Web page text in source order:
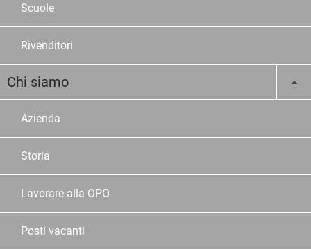
Scuole
Rivenditori
Chi siamo
Azienda
Storia
Lavorare alla OPO
Posti vacanti